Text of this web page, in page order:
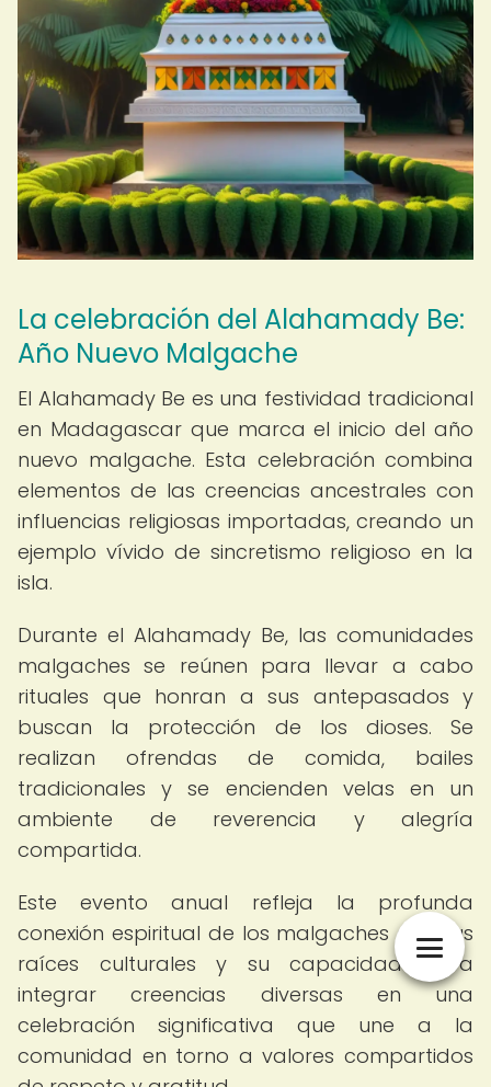
La celebración del Alahamady Be:
Año Nuevo Malgache
El Alahamady Be es una festividad tradicional
en Madagascar que marca el inicio del año
nuevo malgache. Esta celebración combina
elementos de las creencias ancestrales con
influencias religiosas importadas, creando un
ejemplo vívido de sincretismo religioso en la
isla.
Durante el Alahamady Be, las comunidades
malgaches se reúnen para llevar a cabo
rituales que honran a sus antepasados y
buscan la protección de los dioses. Se
realizan ofrendas de comida, bailes
tradicionales y se encienden velas en un
ambiente de reverencia y alegría
compartida.
Este evento anual refleja la profunda
conexión espiritual de los malgaches con sus
raíces culturales y su capacidad para
integrar creencias diversas en una
celebración significativa que une a la
comunidad en torno a valores compartidos